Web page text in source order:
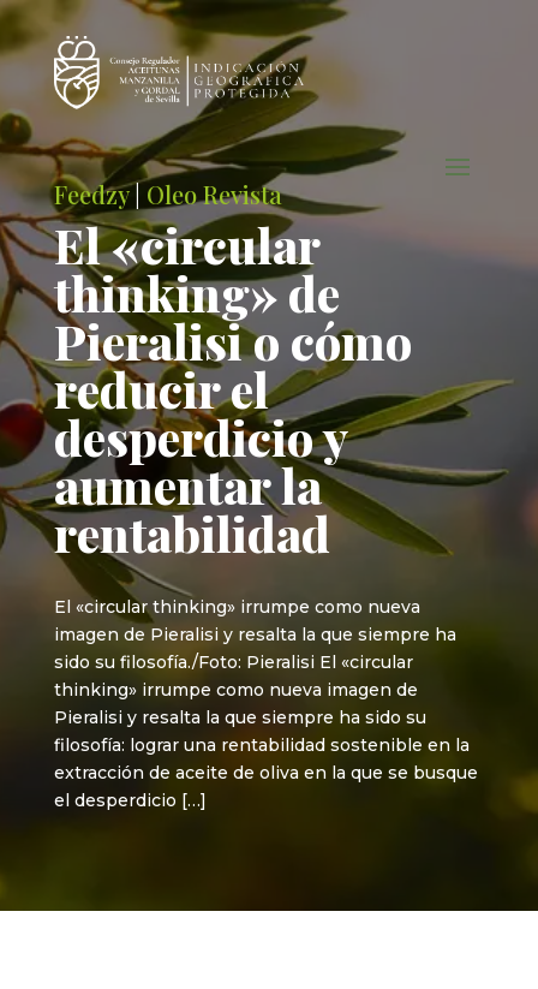
Feedzy| Oleo Revista
El «circular
thinking» de
Pieralisi o cómo
reducir el
desperdicio y
aumentar la
rentabilidad
El «circular thinking» irrumpe como nueva
imagen de Pieralisi y resalta la que siempre ha
sido su filosofía./Foto: Pieralisi El «circular
thinking» irrumpe como nueva imagen de
Pieralisi y resalta la que siempre ha sido su
filosofía: lograr una rentabilidad sostenible en la
extracción de aceite de oliva en la que se busque
el desperdicio […]